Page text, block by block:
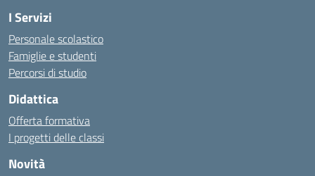
I Servizi
Personale scolastico
Famiglie e studenti
Percorsi di studio
Didattica
Offerta formativa
I progetti delle classi
Novità